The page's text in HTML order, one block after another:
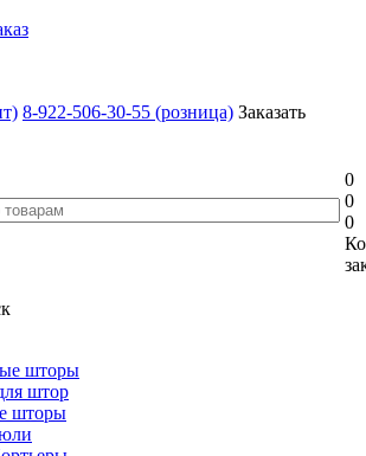
8-922-506-30-55 (розница) Заказать
0
0
0
шторы
штор
шторы